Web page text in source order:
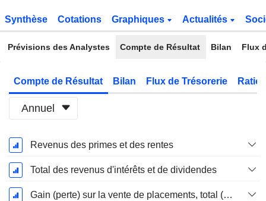
Synthèse Cotations Graphiques Actualités
Prévisions des Analystes Compte de Résultat Bilan Flux
Compte de Résultat Bilan Flux de Trésorerie
Annuel
Période
Fiscale:
Décembre
Revenus des primes et des rentes
Total des revenus d'intérêts et de dividendes
Gain (perte) sur la vente de placements, total (Rev)